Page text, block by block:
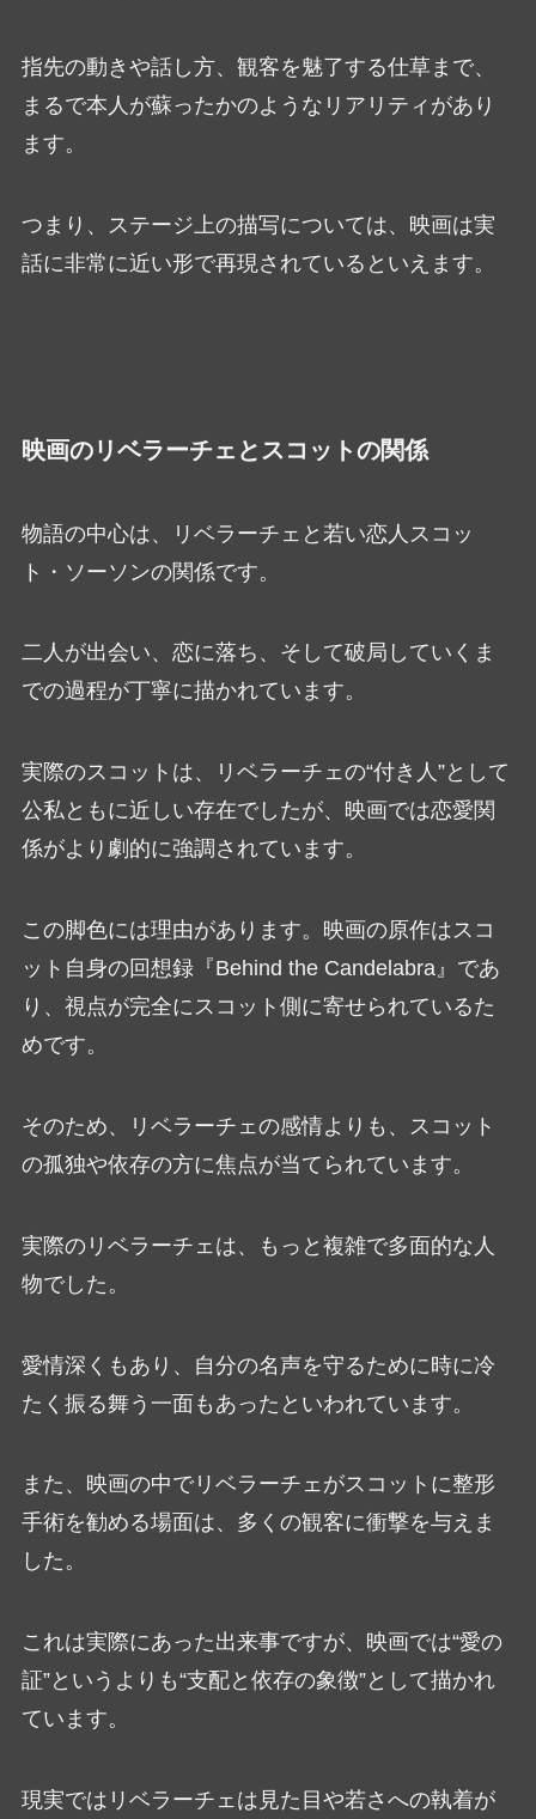
指先の動きや話し方、観客を魅了する仕草まで、
まるで本人が蘇ったかのようなリアリティがあり
ます。
つまり、ステージ上の描写については、映画は実
話に非常に近い形で再現されているといえます。
映画のリベラーチェとスコットの関係
物語の中心は、リベラーチェと若い恋人スコッ
ト・ソーソンの関係です。
二人が出会い、恋に落ち、そして破局していくま
での過程が丁寧に描かれています。
実際のスコットは、リベラーチェの“付き人”として
公私ともに近しい存在でしたが、映画では恋愛関
係がより劇的に強調されています。
この脚色には理由があります。映画の原作はスコ
ット自身の回想録『Behind the Candelabra』であ
り、視点が完全にスコット側に寄せられているた
めです。
そのため、リベラーチェの感情よりも、スコット
の孤独や依存の方に焦点が当てられています。
実際のリベラーチェは、もっと複雑で多面的な人
物でした。
愛情深くもあり、自分の名声を守るために時に冷
たく振る舞う一面もあったといわれています。
また、映画の中でリベラーチェがスコットに整形
手術を勧める場面は、多くの観客に衝撃を与えま
した。
これは実際にあった出来事ですが、映画では“愛の
証”というよりも“支配と依存の象徴”として描かれ
ています。
現実ではリベラーチェは見た目や若さへの執着が